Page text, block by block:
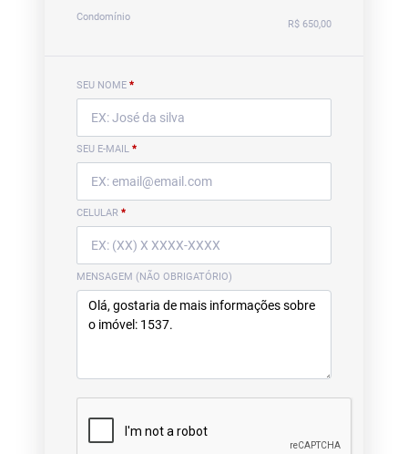
Condomínio
R$ 650,00
SEU NOME *
SEU E-MAIL *
CELULAR *
MENSAGEM (NÃO OBRIGATÓRIO)